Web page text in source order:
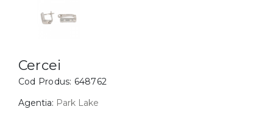
BIJUTERII COPII
Cercei
Bratari
Coliere
Cercei
Cod Produs: 648762
Agentia: Park Lake